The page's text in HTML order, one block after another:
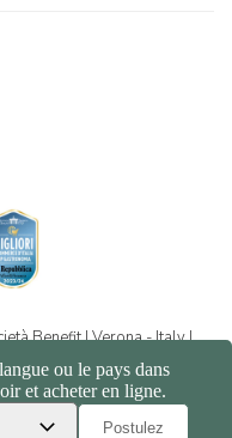
Benefit | Verona - Italy |
BIO: IT-BIO-
|Politique de